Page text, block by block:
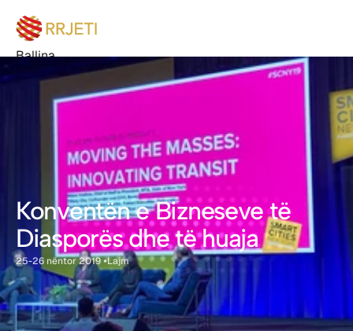
Ballina
Buletin
Bëhu anëtar
Rreth nesh
Kontakt
Konventën e Bizneseve të
Diasporës dhe të huaja
25-26 nëntor 2019 •Lajm